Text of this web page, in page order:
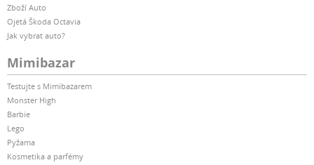
Zboží Auto
Ojetá Škoda Octavia
Jak vybrat auto?
Mimibazar
Testujte s Mimibazarem
Monster High
Barbie
Lego
Pyžama
Kosmetika a parfémy